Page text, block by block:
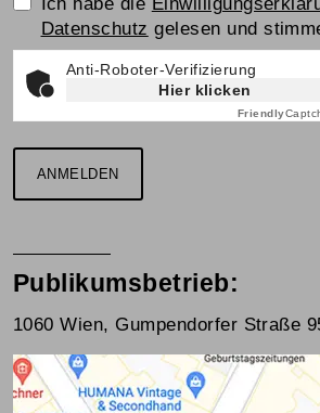
Datenschutz gelesen und
Anti-Roboter-Verifizierung
Hier klicken
Friendly
ANMELDEN
Publikumsbetrieb:
1060 Wien, Gumpendorfer Straße